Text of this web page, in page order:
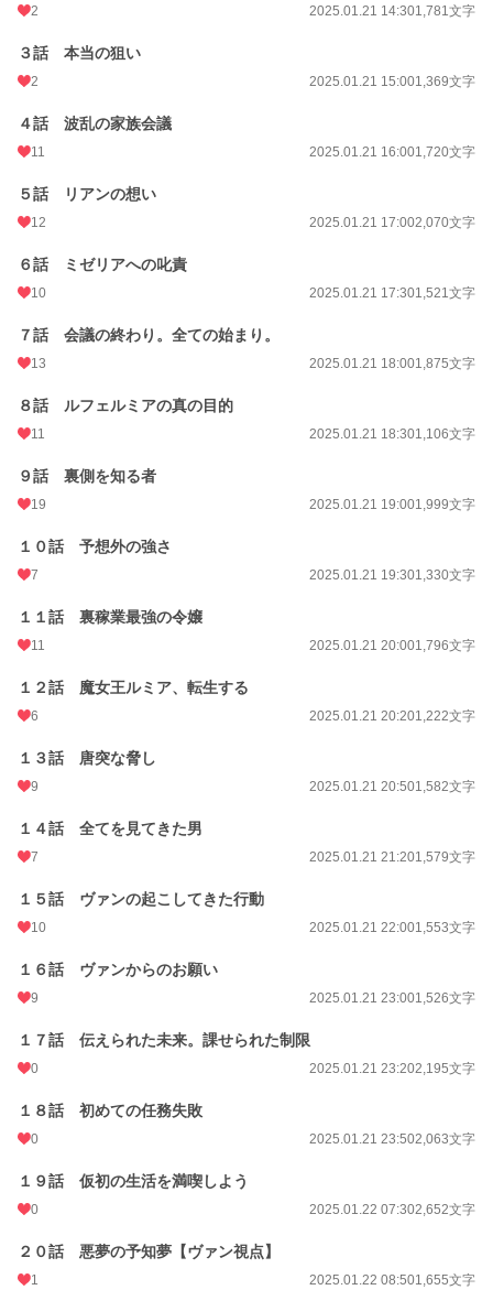
気を失ったルフェルミアはその時、前世の記憶を取り戻し、自分が何者だった
それからヴァンと共に数奇な運命を乗り越えるための日々が始まるのだった。
ャンルは恋愛ですがミステリー要素やサスペンス要素も含んでおります。グロ描
写や性描写などはありませんが念のためR15指定としております。
※不穏なタイトルですが、めっちゃハッピーエンドです。
※長編です。長くまったりゆっくりお付き合いくださると嬉しいです。
※この作品は『小説家になろう』様と同時に投稿しております。
24h.ポイント
文字数 172,555
更新日時
初回公開日時 2025.01.21 13:54
初回完結日時
週間ポイント 77 pt (38,585 位)
年間ポイント 4,287 pt (49,332 位)
2 2025.01.21 14:301,781文字
３話 本当の狙い
2 2025.01.21 15:001,369文字
４話 波乱の家族会議
11 2025.01.21 16:001,720文字
５話 リアンの想い
12 2025.01.21 17:002,070文字
６話 ミゼリアへの叱責
10 2025.01.21 17:301,521文字
７話 会議の終わり。全ての始まり。
13 2025.01.21 18:001,875文字
８話 ルフェルミアの真の目的
11 2025.01.21 18:301,106文字
９話 裏側を知る者
19 2025.01.21 19:001,999文字
１０話 予想外の強さ
7 2025.01.21 19:301,330文字
１１話 裏稼業最強の令嬢
11 2025.01.21 20:001,796文字
１２話 魔女王ルミア、転生する
6 2025.01.21 20:201,222文字
１３話 唐突な脅し
9 2025.01.21 20:501,582文字
１４話 全てを見てきた男
7 2025.01.21 21:201,579文字
１５話 ヴァンの起こしてきた行動
10 2025.01.21 22:001,553文字
１６話 ヴァンからのお願い
9 2025.01.21 23:001,526文字
１７話 伝えられた未来。課せられた制限
0 2025.01.21 23:202,195文字
１８話 初めての任務失敗
0 2025.01.21 23:502,063文字
１９話 仮初の生活を満喫しよう
0 2025.01.22 07:302,652文字
２０話 悪夢の予知夢【ヴァン視点】
1 2025.01.22 08:501,655文字